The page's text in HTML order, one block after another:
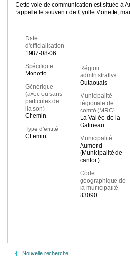
Cette voie de communication est située à
rappelle le souvenir de Cyrille Monette,
Date
d'officialisation
1987-08-06
Spécifique
Monette
Générique
(avec ou sans
particules de
liaison)
Chemin
Type d'entité
Chemin
Région
administrative
Outaouais
Municipalité
régionale de
comté (MRC)
La Vallée-de-la-
Gatineau
Municipalité
Aumond
(Municipalité de
canton)
Code
géographique de
la municipalité
83090
Nouvelle recherche